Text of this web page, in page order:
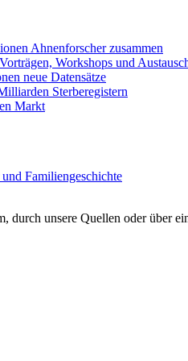
Ahnenforscher zusammen
Workshops und
neue Datensätze
Sterberegistern
Markt
Familiengeschichte
unsere Quellen oder über